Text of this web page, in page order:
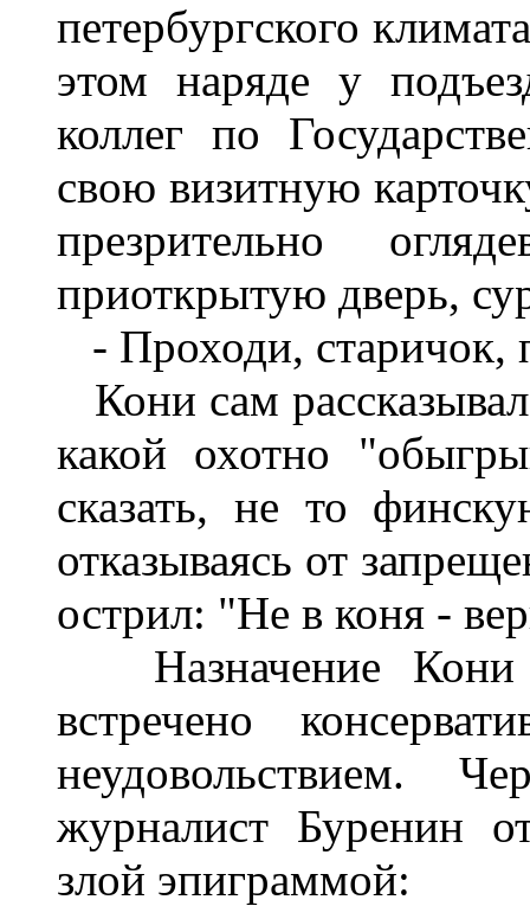
петербургского
этом наряде у
коллег по
свою визитную
презрительно
приоткрытую дверь,
- Проходи, старичок,
Кони сам
какой охотно
сказать, не то
отказываясь от
острил: "Не в коня -
Назначение Кони
встречено
неудовольствием.
журналист Буренин
злой эпиграммой: